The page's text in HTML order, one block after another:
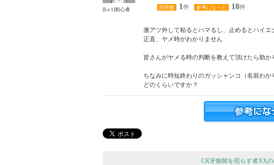
[Lv.1]初心者
回答数
1件 参考になった 18件
激アツ外して粘るとハマるし、止めるとハイ
正直、ヤメ時がわかりません
皆さんがヤメる時の判断を教えて頂けたら助か
ちなみに時短終わりのガッシャンコ（名前わ
どのくらいですか？
CR牙狼闇を照らす者XX